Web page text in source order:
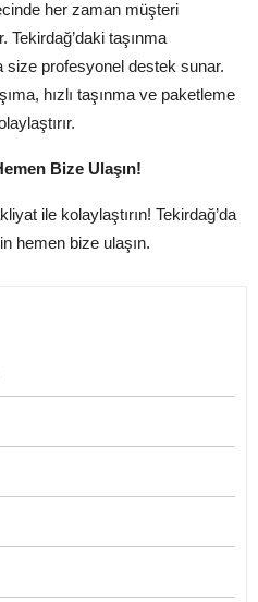
her zaman müşteri
Tekirdağ’daki taşınma
size profesyonel destek sunar.
hızlı taşınma ve paketleme
Bize Ulaşın!
ile kolaylaştırın! Tekirdağ’da
hemen bize ulaşın.